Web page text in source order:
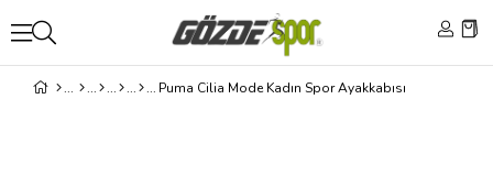
Puma Cilia Mode Kadın Spor Ayakkabısı